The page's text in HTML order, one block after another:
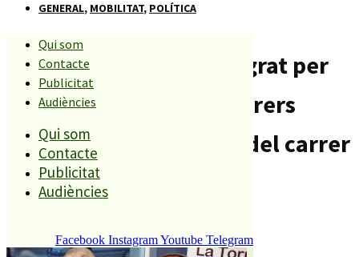
Qui som
Contacte
Publicitat
Audiències
Qui som
Contacte
Publicitat
Audiències
Facebook InstagramYoutube Telegram
GENERAL, MOBILITAT, POLÍTICA
Protestes al ple de Malgrat per
la remodelació dels carrers
Llibertat St. Elm i part del carrer
del Carme.